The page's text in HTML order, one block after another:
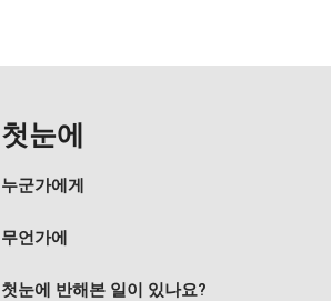
첫눈에
누군가에게
무언가에
첫눈에 반해본 일이 있나요?